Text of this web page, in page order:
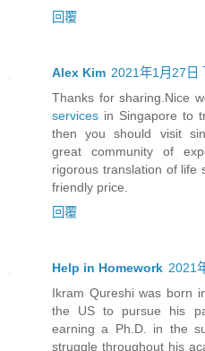
回覆
Alex Kim 2021年1月27日
Thanks for sharing.Nice
services in Singapore to
then you should visit
great community of
rigorous translation of life
friendly price.
回覆
Help in Homework 2021
Ikram Qureshi was born
the US to pursue his
earning a Ph.D. in the
struggle throughout his